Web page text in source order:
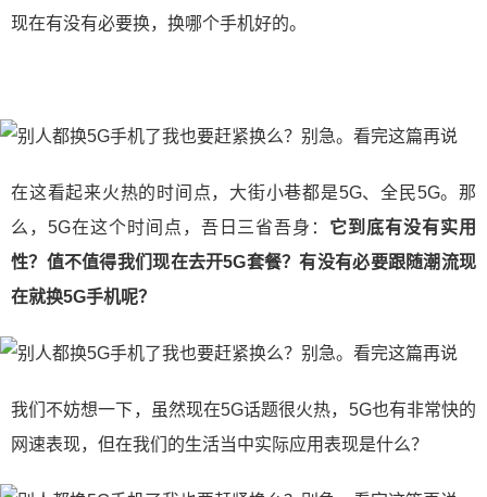
现在有没有必要换，换哪个手机好的。
在这看起来火热的时间点，大街小巷都是5G、全民5G。那
么，5G在这个时间点，吾日三省吾身： 它到底有没有实用
性？值不值得我们现在去开5G套餐？有没有必要跟随潮流现
在就换5G手机呢？
我们不妨想一下，虽然现在5G话题很火热，5G也有非常快的
网速表现，但在我们的生活当中实际应用表现是什么？